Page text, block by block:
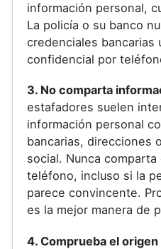
información personal,
La policía o su banco
credenciales bancarias
confidencial por
3. No comparta
estafadores suelen
información personal
bancarias, direcciones
social. Nunca
teléfono, incluso si la
parece convincente.
es la mejor manera de
4. Comprueba el